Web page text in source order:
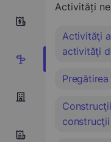
Activități
Activităţi
activităţi